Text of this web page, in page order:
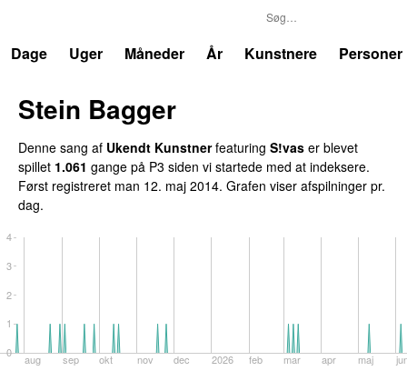
Dage
Uger Måneder År Kunstnere Personer
Stein Bagger
Denne sang af Ukendt Kunstner featuring S!vas er blevet
spillet 1.061 gange på P3 siden vi startede med at indeksere.
Først registreret man 12. maj 2014. Grafen viser afspilninger pr.
dag.
aug sep okt nov dec 2026 feb mar apr maj
0
1
2
3
4